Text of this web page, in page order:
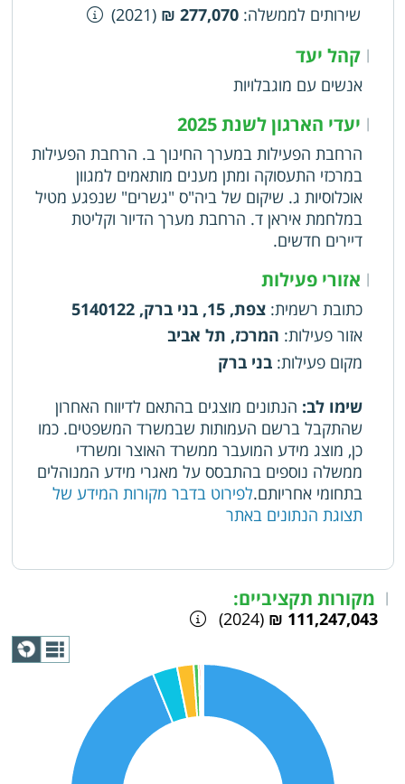
שירותים לממשלה:
277,070 ₪
(2021)
|קהל יעד
אנשים עם מוגבלויות
| יעדי הארגון לשנת 2025
הרחבת הפעילות במערך החינוך ב. הרחבת הפעילות
במרכזי התעסוקה ומתן מענים מותאמים למגוון
אוכלוסיות ג. שיקום של ביה"ס "גשרים" שנפגע מטיל
במלחמת איראן ד. הרחבת מערך הדיור וקליטת
דיירים חדשים.
| אזורי פעילות
כתובת רשמית: צפת, 15, בני ברק, 5140122
אזור פעילות: המרכז, תל אביב
מקום פעילות: בני ברק
שימו לב: הנתונים מוצגים בהתאם לדיווח האחרון
שהתקבל ברשם העמותות שבמשרד המשפטים. כמו
כן, מוצג מידע המועבר ממשרד האוצר ומשרדי
ממשלה נוספים בהתבסס על מאגרי מידע המנוהלים
בתחומי אחריותם.לפירוט בדבר מקורות המידע של
תצוגת הנתונים באתר
| מקורות תקציביים:
111,247,043 ₪
(2024)